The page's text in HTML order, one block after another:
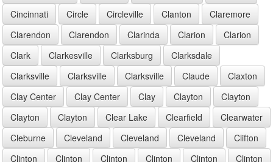
Cincinnati
Circle Circleville Clanton
Claremore
Clarendon
Clarendon Clarinda Clarion
Clarion
Clark
Clarkesville Clarksburg
Clarksdale
Clarksville
Clarksville Clarksville Claude
Claxton
Clay Center
Clay Center Clay Clayton
Clayton
Clayton
Clayton Clear Lake Clearfield
Clearwater
Cleburne
Cleveland Cleveland Cleveland
Clifton
Clinton
Clinton Clinton Clinton Clinton
Clinton